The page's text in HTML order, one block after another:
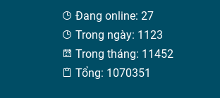
Đang online: 27
Trong ngày: 1123
Trong tháng: 11452
Tổng: 1070351